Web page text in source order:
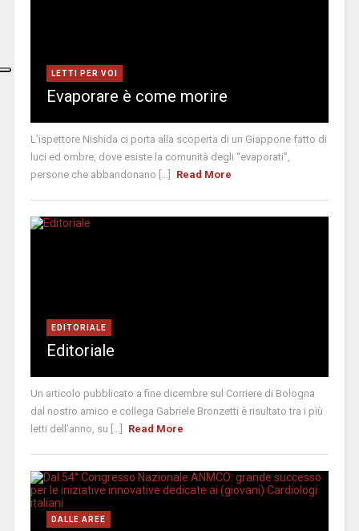
LETTI PER VOI
Evaporare è come morire
L’ispettore Nishida ci porta alla scoperta di un Giappone fatto di
luci ed ombre, dove esiste la comunità degli “evaporati”,
persone che abbandonano [...]
Read More
EDITORIALE
Editoriale
Un articolo pubblicato a fine dicembre sul Corriere di Bologna
dal nostro amico e collega Gabriele Bronzetti è risultato tra i più
letti dell’anno, su [...]
Read More
DALLE AREE